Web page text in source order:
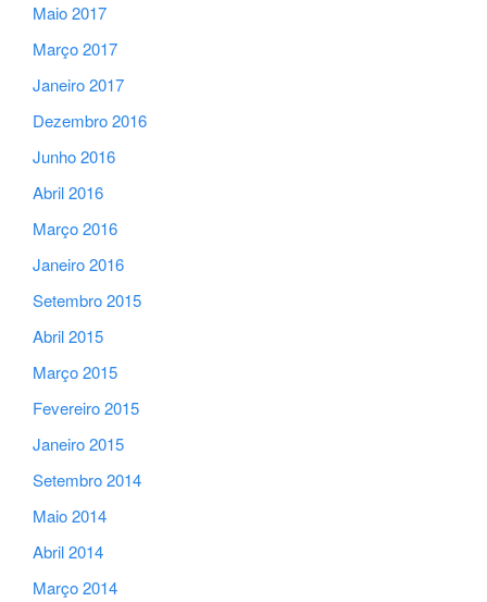
Maio 2017
Março 2017
Janeiro 2017
Dezembro 2016
Junho 2016
Abril 2016
Março 2016
Janeiro 2016
Setembro 2015
Abril 2015
Março 2015
Fevereiro 2015
Janeiro 2015
Setembro 2014
Maio 2014
Abril 2014
Março 2014